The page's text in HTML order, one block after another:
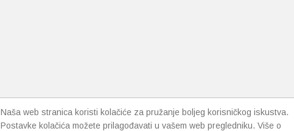
Naša web stranica koristi kolačiće za pružanje boljeg korisničkog iskustva.
Postavke kolačića možete prilagođavati u vašem web pregledniku. Više o